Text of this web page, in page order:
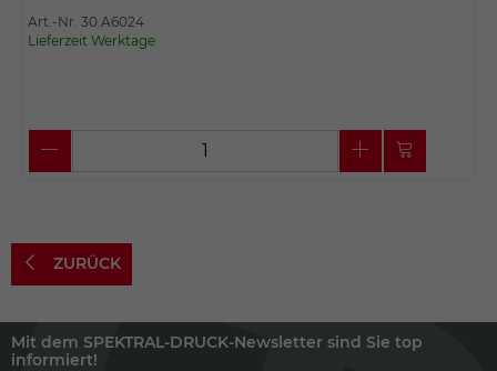
Art.-Nr. 30.A6024
Lieferzeit Werktage
ZURÜCK
Mit dem SPEKTRAL-DRUCK-Newsletter sind Sie top
informiert!